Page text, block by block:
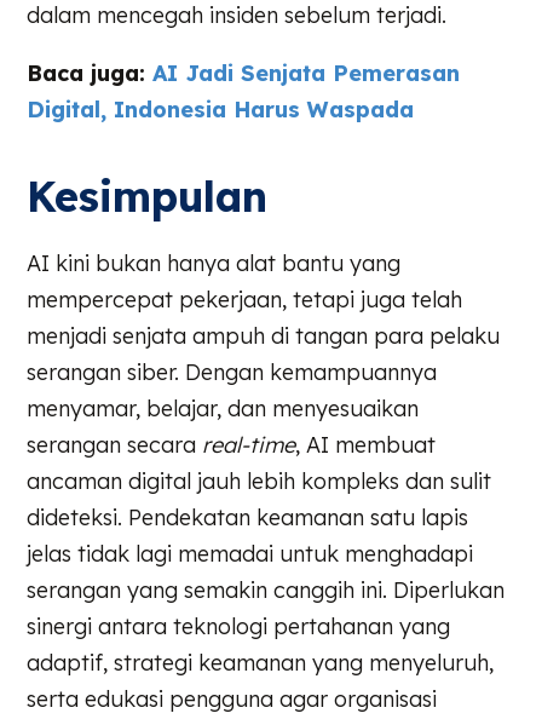
dalam mencegah insiden sebelum terjadi.
Baca juga:AI Jadi Senjata Pemerasan
Digital, Indonesia Harus Waspada
Kesimpulan
AI kini bukan hanya alat bantu yang
mempercepat pekerjaan, tetapi juga telah
menjadi senjata ampuh di tangan para pelaku
serangan siber. Dengan kemampuannya
menyamar, belajar, dan menyesuaikan
serangan secara real-time, AI membuat
ancaman digital jauh lebih kompleks dan sulit
dideteksi. Pendekatan keamanan satu lapis
jelas tidak lagi memadai untuk menghadapi
serangan yang semakin canggih ini. Diperlukan
sinergi antara teknologi pertahanan yang
adaptif, strategi keamanan yang menyeluruh,
serta edukasi pengguna agar organisasi